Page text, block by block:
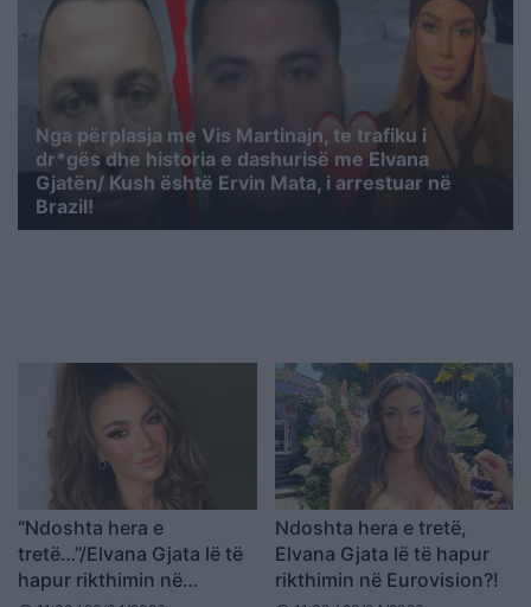
Nga përplasja me Vis Martinajn, te trafiku i
dr*gës dhe historia e dashurisë me Elvana
Gjatën/ Kush është Ervin Mata, i arrestuar në
Brazil!
“Ndoshta hera e
tretë…”/Elvana Gjata lë të
hapur rikthimin në
Ndoshta hera e tretë,
Elvana Gjata lë të hapur
rikthimin në Eurovision?!